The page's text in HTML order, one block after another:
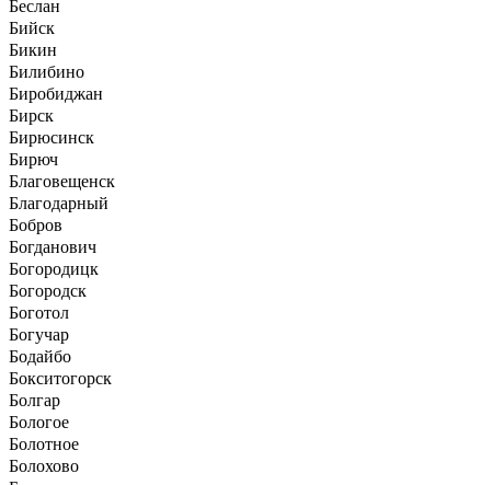
Беслан
Бийск
Бикин
Билибино
Биробиджан
Бирск
Бирюсинск
Бирюч
Благовещенск
Благодарный
Бобров
Богданович
Богородицк
Богородск
Боготол
Богучар
Бодайбо
Бокситогорск
Болгар
Бологое
Болотное
Болохово